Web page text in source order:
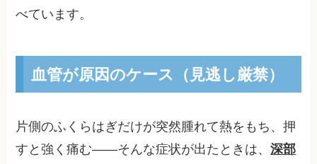
べています。
血管が原因のケース（見逃し厳禁）
片側のふくらはぎだけが突然腫れて熱をもち、押
すと強く痛む——そんな症状が出たときは、深部